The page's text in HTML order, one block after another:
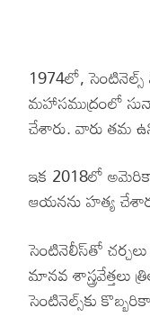
1974లో,
మహాసముద్రంలో
చేశారు. వారు తమ
ఇక 2018లో
ఆయనను హత్య
సెంటినెలీస్‌తో
మానవ
సెంటినెల్స్‌కు